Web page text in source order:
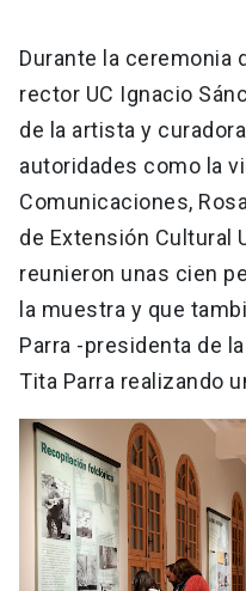
Durante la ceremonia
rector UC Ignacio
de la artista y
autoridades como la
Comunicaciones,
de Extensión Cultural
reunieron unas cien
la muestra y que
Parra -presidenta de
Tita Parra realizando